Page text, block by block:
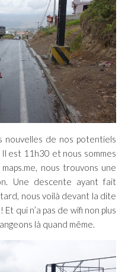
nouvelles de nos potentiels
est 11h30 et nous sommes
nous trouvons une
Une descente ayant fait
nous voilà devant la dite
qui n’a pas de wifi non plus
là quand même.